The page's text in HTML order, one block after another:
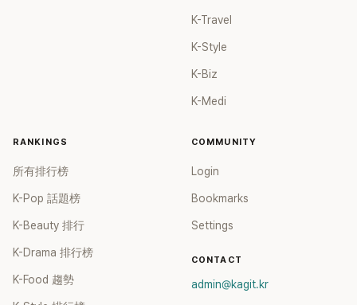
K-Travel
K-Style
K-Biz
K-Medi
RANKINGS
所有排行榜
K-Pop 話題榜
K-Beauty 排行
K-Drama 排行榜
K-Food 趨勢
COMMUNITY
Login
Bookmarks
Settings
CONTACT
admin@kagit.kr